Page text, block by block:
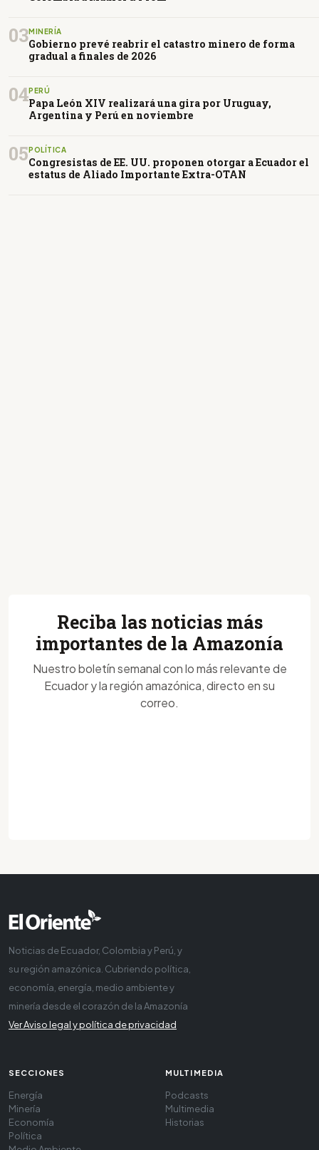
03MINERÍA
Gobierno prevé reabrir el catastro minero de forma
gradual a finales de 2026
04PERÚ
Papa León XIV realizará una gira por Uruguay,
Argentina y Perú en noviembre
05POLÍTICA
Congresistas de EE. UU. proponen otorgar a Ecuador el
estatus de Aliado Importante Extra-OTAN
Reciba las noticias más
importantes de la Amazonía
Nuestro boletín semanal con lo más relevante de
Ecuador y la región amazónica, directo en su
correo.
Noticias de Ecuador, Colombia y Perú, y
su región amazónica. Cubriendo política,
economía, energía, medio ambiente y
minería desde el corazón de la Amazonía
Ver Aviso legal y política de privacidad
SECCIONES
Energía
Minería
Economía
Política
MULTIMEDIA
Podcasts
Multimedia
Historias